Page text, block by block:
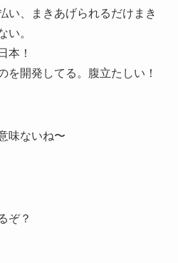
い、まきあげられるだけまき
い。
本！
を開発してる。腹立たしい！
味ないね〜
ぞ？